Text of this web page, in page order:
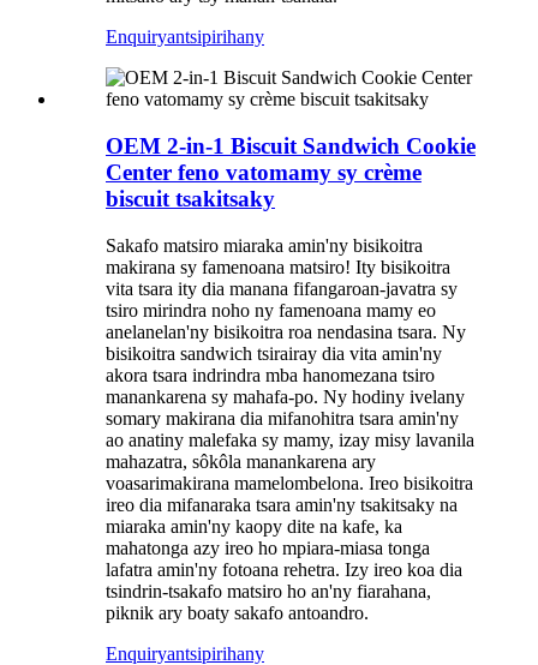
Enquiryantsipirihany
OEM 2-in-1 Biscuit Sandwich Cookie
Center feno vatomamy sy crème
biscuit tsakitsaky
Sakafo matsiro miaraka amin'ny bisikoitra
makirana sy famenoana matsiro! Ity bisikoitra
vita tsara ity dia manana fifangaroan-javatra sy
tsiro mirindra noho ny famenoana mamy eo
anelanelan'ny bisikoitra roa nendasina tsara. Ny
bisikoitra sandwich tsirairay dia vita amin'ny
akora tsara indrindra mba hanomezana tsiro
manankarena sy mahafa-po. Ny hodiny ivelany
somary makirana dia mifanohitra tsara amin'ny
ao anatiny malefaka sy mamy, izay misy lavanila
mahazatra, sôkôla manankarena ary
voasarimakirana mamelombelona. Ireo bisikoitra
ireo dia mifanaraka tsara amin'ny tsakitsaky na
miaraka amin'ny kaopy dite na kafe, ka
mahatonga azy ireo ho mpiara-miasa tonga
lafatra amin'ny fotoana rehetra. Izy ireo koa dia
tsindrin-tsakafo matsiro ho an'ny fiarahana,
piknik ary boaty sakafo antoandro.
Enquiryantsipirihany